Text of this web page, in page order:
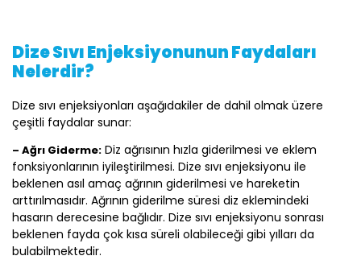
Dize Sıvı Enjeksiyonunun Faydaları
Nelerdir?
Dize sıvı enjeksiyonları aşağıdakiler de dahil olmak üzere
çeşitli faydalar sunar:
– Ağrı Giderme: Diz ağrısının hızla giderilmesi ve eklem
fonksiyonlarının iyileştirilmesi. Dize sıvı enjeksiyonu ile
beklenen asıl amaç ağrının giderilmesi ve hareketin
arttırılmasıdır. Ağrının giderilme süresi diz eklemindeki
hasarın derecesine bağlıdır. Dize sıvı enjeksiyonu sonrası
beklenen fayda çok kısa süreli olabileceği gibi yılları da
bulabilmektedir.